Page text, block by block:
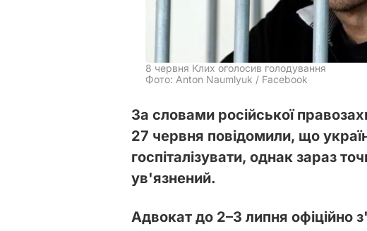
8 червня Клих оголосив голодування
Фото: Anton Naumlyuk / Facebook
За словами російської
27 червня повідомили, що
госпіталізувати, однак зараз
ув'язнений.
Адвокат до 2–3 липня офіційно